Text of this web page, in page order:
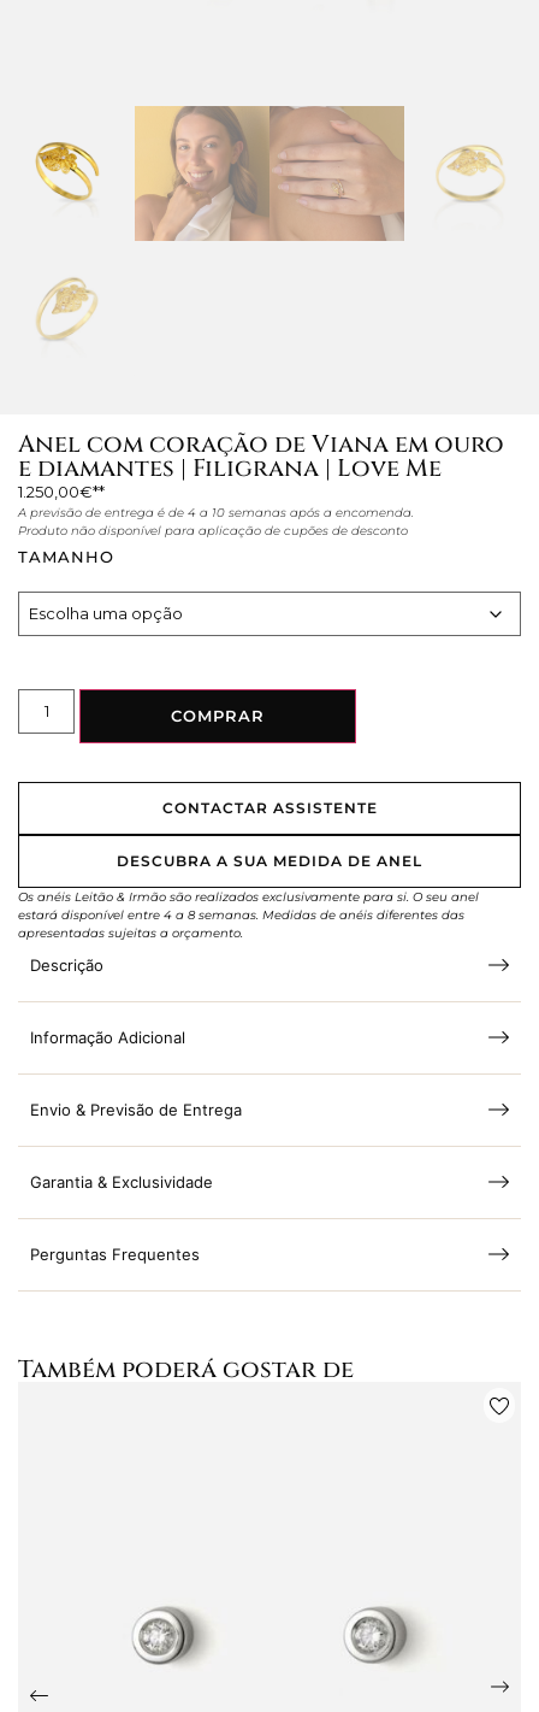
Anel com coração de Viana em ouro
e diamantes | Filigrana | Love Me
1.250,00€
A previsão de entrega é de 4 a 10 semanas após a encomenda.
Produto não disponível para aplicação de cupões de desconto
TAMANHO
COMPRAR
CONTACTAR ASSISTENTE
DESCUBRA A SUA MEDIDA DE ANEL
Os anéis Leitão & Irmão são realizados exclusivamente para si. O seu anel
estará disponível entre 4 a 8 semanas. Medidas de anéis diferentes das
apresentadas sujeitas a orçamento.
Descrição
Informação Adicional
Envio & Previsão de Entrega
Garantia & Exclusividade
Perguntas Frequentes
Também poderá gostar de